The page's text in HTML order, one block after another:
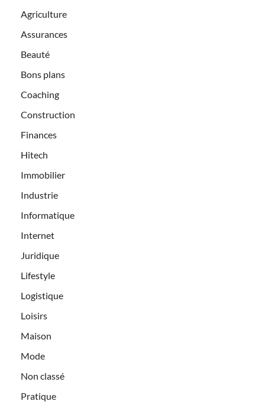
Agriculture
Assurances
Beauté
Bons plans
Coaching
Construction
Finances
Hitech
Immobilier
Industrie
Informatique
Internet
Juridique
Lifestyle
Logistique
Loisirs
Maison
Mode
Non classé
Pratique